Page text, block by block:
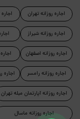
اجاره روزانه تهران
اجاره روزانه شیراز
اجاره روزانه اصفهان
اجاره روزانه رامسر اجاره
اجاره روزانه آپارتمان مبله تهران
اجاره روزانه ماسال